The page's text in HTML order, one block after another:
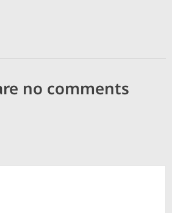
no comments